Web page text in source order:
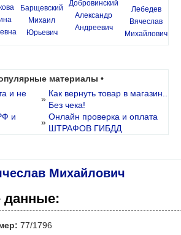
Барщевский
Михаил
Юрьевич
Добровинский
Александр
Андреевич
Лебедев
Вячеслав
Михайлович
материалы •
и не
»
Как вернуть товар в магазин..
Без чека!
и
»
Онлайн проверка и оплата
ШТРАФОВ ГИБДД
Михайлович
данные:
77/1796